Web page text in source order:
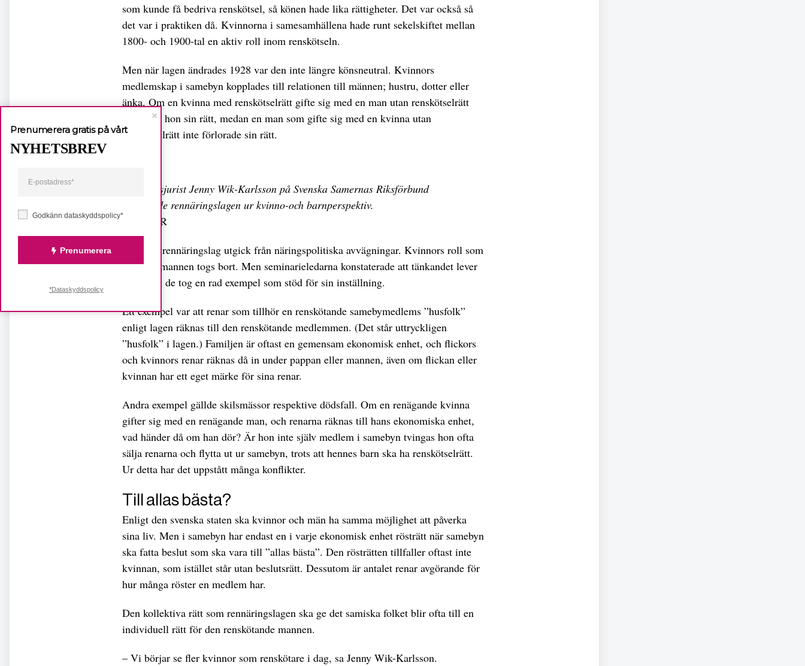
som kunde få bedriva renskötsel, så könen hade lika rättigheter. Det var också så
det var i praktiken då. Kvinnorna i samesamhällena hade runt sekelskiftet mellan
1800- och 1900-tal en aktiv roll inom renskötseln.
Men när lagen ändrades 1928 var den inte längre könsneutral. Kvinnors
medlemskap i samebyn kopplades till relationen till männen; hustru, dotter eller
änka. Om en kvinna med renskötselrätt gifte sig med en man utan renskötselrätt
förlorade hon sin rätt, medan en man som gifte sig med en kvinna utan
renskötselrätt inte förlorade sin rätt.
Förbundsjurist Jenny Wik-Karlsson på Svenska Samernas Riksförbund
förklarade rennäringslagen ur kvinno-och barnperspektiv.
Foto: SSR
1971 års rennäringslag utgick från näringspolitiska avvägningar. Kvinnors roll som
tillhörig mannen togs bort. Men seminarieledarna konstaterade att tänkandet lever
kvar, och de tog en rad exempel som stöd för sin inställning.
Ett exempel var att renar som tillhör en renskötande samebymedlems ”husfolk”
enligt lagen räknas till den renskötande medlemmen. (Det står uttryckligen
”husfolk” i lagen.) Familjen är oftast en gemensam ekonomisk enhet, och flickors
och kvinnors renar räknas då in under pappan eller mannen, även om flickan eller
kvinnan har ett eget märke för sina renar.
Andra exempel gällde skilsmässor respektive dödsfall. Om en renägande kvinna
gifter sig med en renägande man, och renarna räknas till hans ekonomiska enhet,
vad händer då om han dör? Är hon inte själv medlem i samebyn tvingas hon ofta
sälja renarna och flytta ut ur samebyn, trots att hennes barn ska ha renskötselrätt.
Ur detta har det uppstått många konflikter.
Till allas bästa?
Enligt den svenska staten ska kvinnor och män ha samma möjlighet att påverka
sina liv. Men i samebyn har endast en i varje ekonomisk enhet rösträtt när samebyn
ska fatta beslut som ska vara till ”allas bästa”. Den rösträtten tillfaller oftast inte
kvinnan, som istället står utan beslutsrätt. Dessutom är antalet renar avgörande för
hur många röster en medlem har.
Den kollektiva rätt som rennäringslagen ska ge det samiska folket blir ofta till en
individuell rätt för den renskötande mannen.
– Vi börjar se fler kvinnor som renskötare i dag, sa Jenny Wik-Karlsson.
Godkänn dataskyddspolicy*
Prenumerera
Prenumerera gratis på vårt
NYHETSBREV
*Dataskyddspolicy